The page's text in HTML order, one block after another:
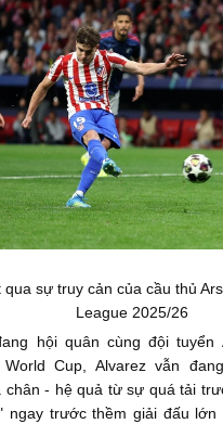
sự truy cản của cầu thủ
League 2025/26
hội quân cùng đội tuyển
Cup, Alvarez vẫn
chân - hệ quả từ sự quá tải
ngay trước thềm giải đấu lớn